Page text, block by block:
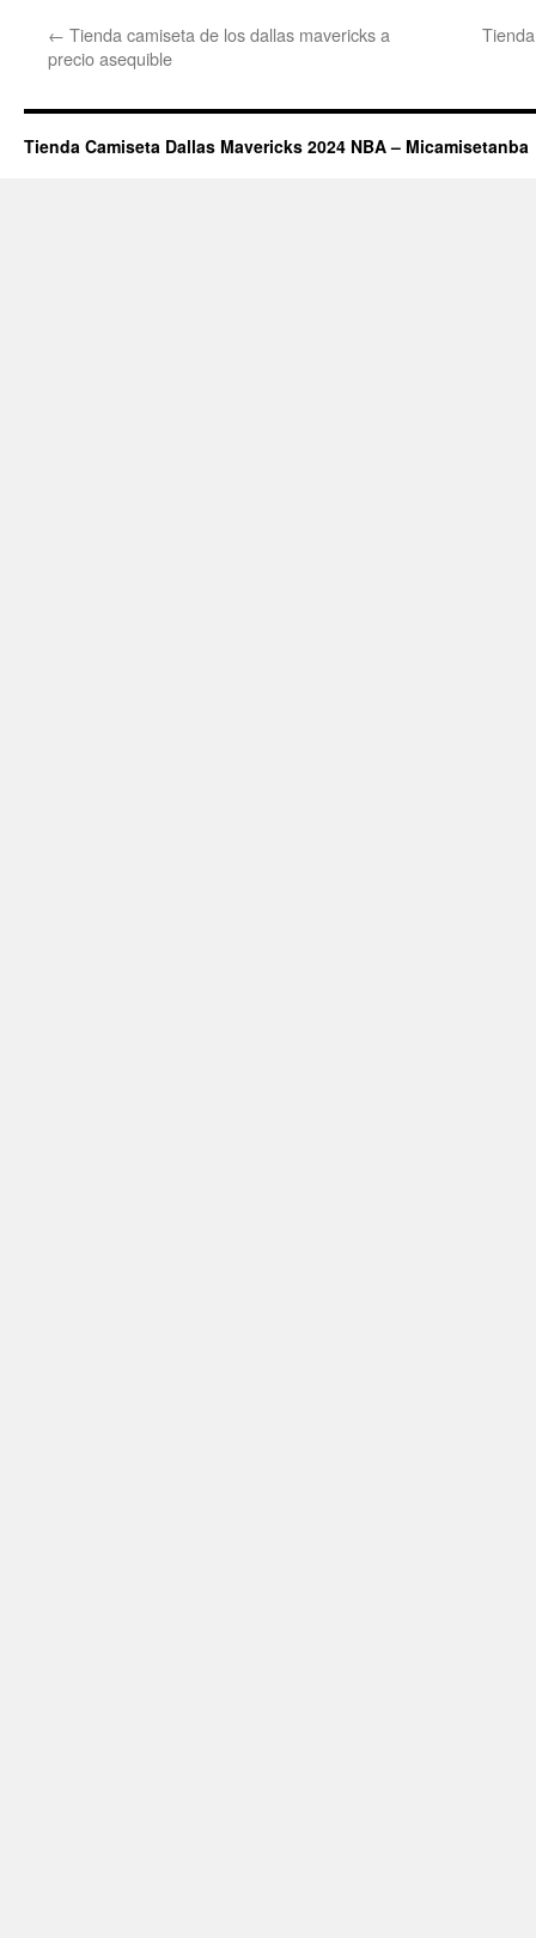
← Tienda camiseta de los dallas mavericks a
precio asequible
Tienda Camiseta Dallas Mavericks 2024 NBA – Micamisetanba